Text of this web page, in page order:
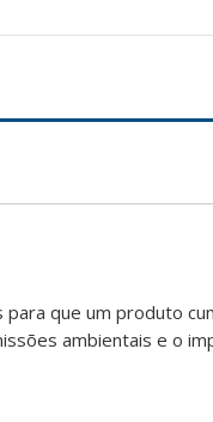
que um produto
ambientais e o